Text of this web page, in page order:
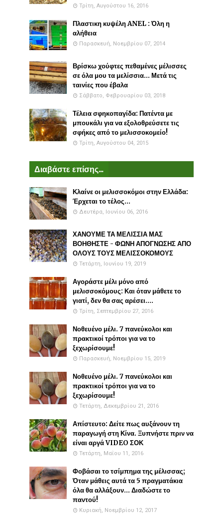
Τρίτη, Αυγούστου 16, 2016
Πλαστικη κυψέλη ANEL : Όλη η
αλήθεια
Παρασκευή, Νοεμβρίου 07, 2014
Βρίσκω χούφτες πεθαμένες μέλισσες
σε όλα μου τα μελίσσια... Μετά τις
ταινίες που έβαλα
Σάββατο, Φεβρουαρίου 03, 2018
Τέλεια σφηκοπαγίδα: Πατέντα με
μπουκάλι για να εξολοθρεύσετε τις
σφήκες από το μελισσοκομείο!
Τρίτη, Αυγούστου 04, 2015
Διαβάστε επίσης...
Κλαίνε οι μελισσοκόμοι στην Ελλάδα:
Έρχεται το τέλος...
Δευτέρα, Ιουνίου 06, 2016
ΧΑΝΟΥΜΕ ΤΑ ΜΕΛΙΣΣΙΑ ΜΑΣ
ΒΟΗΘΗΣΤΕ - ΦΩΝΗ ΑΠΟΓΝΩΣΗΣ ΑΠΟ
ΟΛΟΥΣ ΤΟΥΣ ΜΕΛΙΣΣΟΚΟΜΟΥΣ
Τετάρτη, Ιουνίου 19, 2019
Αγοράστε μέλι μόνο από
μελισσοκόμους: Και όταν μάθετε το
γιατί, δεν θα σας αρέσει....
Τρίτη, Σεπτεμβρίου 27, 2016
Νοθευένο μέλι. 7 πανεύκολοι και
πρακτικοί τρόποι για να το
ξεχωρίσουμε!
Παρασκευή, Νοεμβρίου 15, 2019
Νοθευένο μέλι. 7 πανεύκολοι και
πρακτικοί τρόποι για να το
ξεχωρίσουμε!
Τετάρτη, Δεκεμβρίου 21, 2016
Απίστευτο: Δείτε πως αυξάνουν τη
παραγωγή στη Κίνα. Ξυπνήστε πριν να
είναι αργά VIDEO ΣΟΚ
Τετάρτη, Μαΐου 11, 2016
Φοβάσαι το τσίμπημα της μέλισσας;
Όταν μάθεις αυτά τα 5 πραγματάκια
όλα θα αλλάξουν... Διαδώστε το
παντού!
Κυριακή, Νοεμβρίου 12, 2017